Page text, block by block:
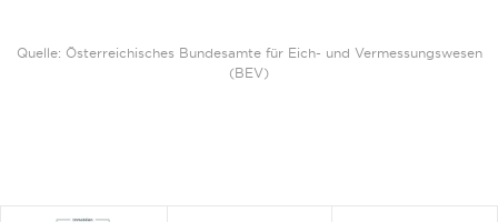
Quelle: Österreichisches Bundesamte für Eich- und Vermessungswesen
(BEV)